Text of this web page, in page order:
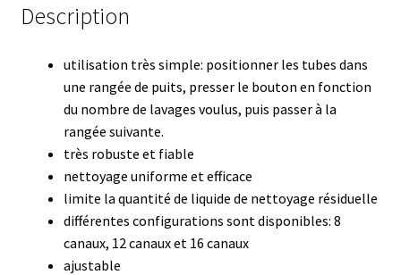
Appareils de laboratoire
Appareils de laboratoire d’occasion
Armoires antidéflagrantes EX
Autoclave
Automation avec Labvision
Automatisation avec Lea
Description
utilisation très simple: positionner les tubes dans
une rangée de puits, presser le bouton en fonction
du nombre de lavages voulus, puis passer à la
rangée suivante.
très robuste et fiable
nettoyage uniforme et efficace
limite la quantité de liquide de nettoyage résiduelle
différentes configurations sont disponibles: 8
canaux, 12 canaux et 16 canaux
ajustable